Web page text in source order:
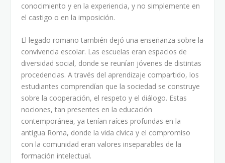
conocimiento y en la experiencia, y no simplemente en
el castigo o en la imposición.
El legado romano también dejó una enseñanza sobre la
convivencia escolar. Las escuelas eran espacios de
diversidad social, donde se reunían jóvenes de distintas
procedencias. A través del aprendizaje compartido, los
estudiantes comprendían que la sociedad se construye
sobre la cooperación, el respeto y el diálogo. Estas
nociones, tan presentes en la educación
contemporánea, ya tenían raíces profundas en la
antigua Roma, donde la vida cívica y el compromiso
con la comunidad eran valores inseparables de la
formación intelectual.